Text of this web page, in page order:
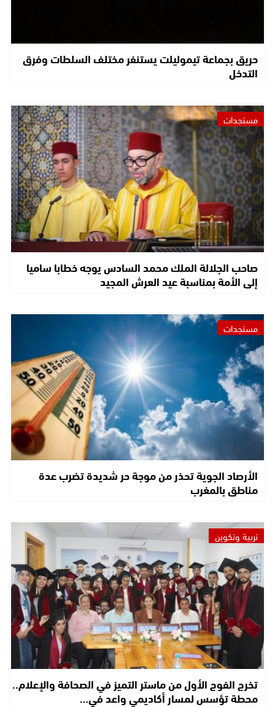
حريق بجماعة تيموليلت يستنفر مختلف السلطات وفرق
التدخل
مستجدات
صاحب الجلالة الملك محمد السادس يوجه خطابا ساميا
إلى الأمة بمناسبة عيد العرش المجيد
مستجدات
الأرصاد الجوية تحذر من موجة حر شديدة تضرب عدة
مناطق بالمغرب
تربية وتكوين
تخرج الفوج الأول من ماستر التميز في الصحافة والإعلام..
محطة تؤسس لمسار أكاديمي واعد في…